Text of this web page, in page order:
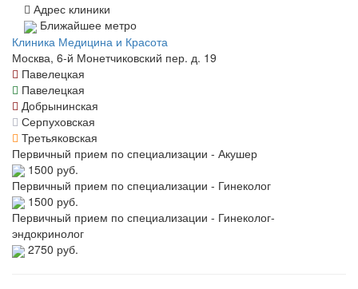
Адрес клиники
Ближайшее метро
Клиника Медицина и Красота
Москва, 6-й Монетчиковский пер. д. 19
Павелецкая
Павелецкая
Добрынинская
Серпуховская
Третьяковская
Первичный прием по специализации - Акушер
1500 руб.
Первичный прием по специализации - Гинеколог
1500 руб.
Первичный прием по специализации - Гинеколог-
эндокринолог
2750 руб.